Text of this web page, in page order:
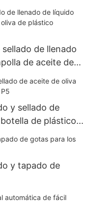
gránulos de
Njp-3800D
de llenado
de aceite de
y sellado de
de plástico
y tapado de